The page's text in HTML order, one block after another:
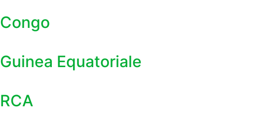
Congo
Guinea Equatoriale
RCA